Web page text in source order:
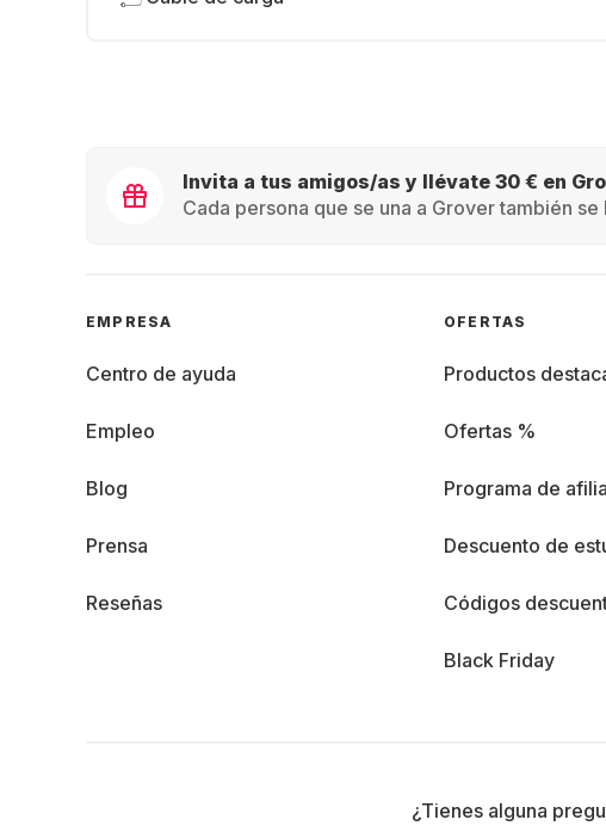
Invita a tus amigos/as y llévate 30 € en
Cada persona que se una a Grover también se
EMPRESA
Centro de ayuda
Empleo
Blog
Prensa
Reseñas
OFERTAS
Productos
Ofertas %
Programa de
Descuento de
Códigos
Black Friday
¿Tienes alguna